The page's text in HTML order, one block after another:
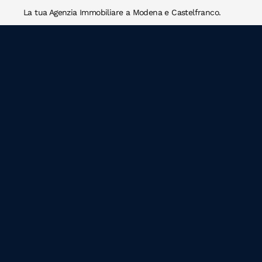
La tua Agenzia Immobiliare a Modena e Castelfranco.